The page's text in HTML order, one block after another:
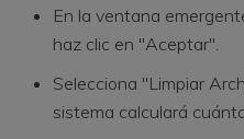
En la ventana
haz clic en "Aceptar".
Selecciona "Limpiar
sistema calculará